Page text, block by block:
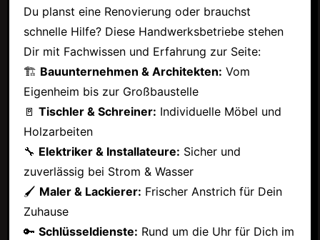
Du planst eine Renovierung oder brauchst
schnelle Hilfe? Diese Handwerksbetriebe stehen
Dir mit Fachwissen und Erfahrung zur Seite:
🏗 Bauunternehmen & Architekten: Vom
Eigenheim bis zur Großbaustelle
🚪 Tischler & Schreiner: Individuelle Möbel und
Holzarbeiten
🔧 Elektriker & Installateure: Sicher und
zuverlässig bei Strom & Wasser
🖌 Maler & Lackierer: Frischer Anstrich für Dein
Zuhause
🔑 Schlüsseldienste: Rund um die Uhr für Dich im